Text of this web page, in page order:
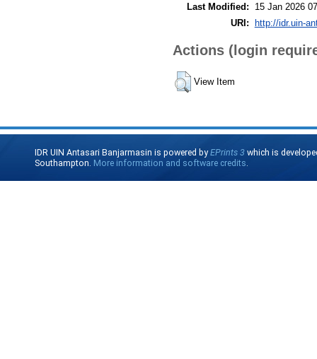
Last Modified:
15 Jan 2026
URI: http://idr.uin-
Actions (login
View Item
IDR UIN Antasari Banjarmasin is powered byEPrints 3 which is
Southampton. More information and software credits.